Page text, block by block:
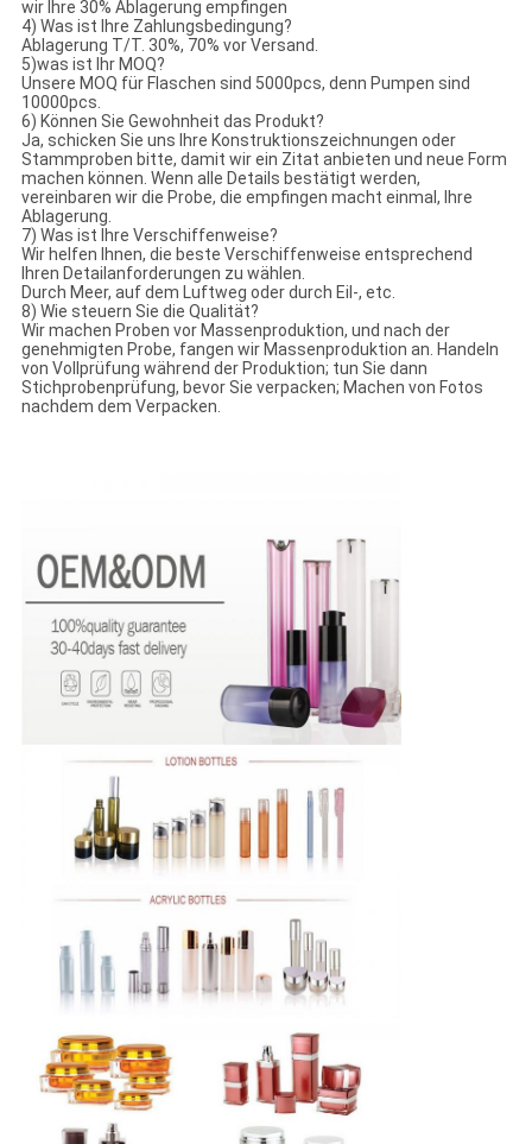
wir Ihre 30% Ablagerung empfingen
4) Was ist Ihre Zahlungsbedingung?
Ablagerung T/T. 30%, 70% vor Versand.
5)was ist Ihr MOQ?
Unsere MOQ für Flaschen sind 5000pcs, denn Pumpen sind
10000pcs.
6) Können Sie Gewohnheit das Produkt?
Ja, schicken Sie uns Ihre Konstruktionszeichnungen oder
Stammproben bitte, damit wir ein Zitat anbieten und neue Form
machen können. Wenn alle Details bestätigt werden,
vereinbaren wir die Probe, die empfingen macht einmal, Ihre
Ablagerung.
7) Was ist Ihre Verschiffenweise?
Wir helfen Ihnen, die beste Verschiffenweise entsprechend
Ihren Detailanforderungen zu wählen.
Durch Meer, auf dem Luftweg oder durch Eil-, etc.
8) Wie steuern Sie die Qualität?
Wir machen Proben vor Massenproduktion, und nach der
genehmigten Probe, fangen wir Massenproduktion an. Handeln
von Vollprüfung während der Produktion; tun Sie dann
Stichprobenprüfung, bevor Sie verpacken; Machen von Fotos
nachdem dem Verpacken.